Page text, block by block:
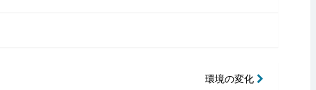
環境の変化